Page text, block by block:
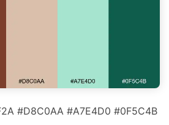
#D8C0AA #A7E4D0 #0F5C4B